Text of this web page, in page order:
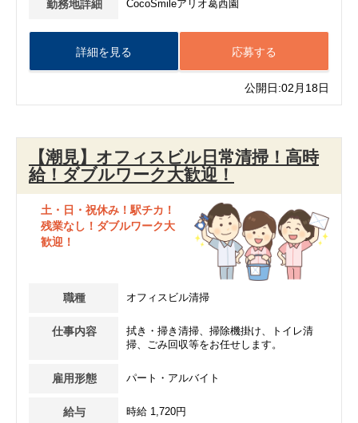
勤務地詳細 CocoSmileアリオ葛西園
応募する
詳細を見る
公開日:02月18日
【潮見】オフィスビル日常清掃！高時
給！ダブルワーク大歓迎！
土・日・祝休み！駅チカ！
残業なし！ダブルワーク大
歓迎！
職種 オフィスビル清掃
仕事内容
拭き・掃き清掃、掃除機掛け、トイレ清
掃、ごみ回収等をお任せします。
雇用形態 パート・アルバイト
給与 時給 1,720円